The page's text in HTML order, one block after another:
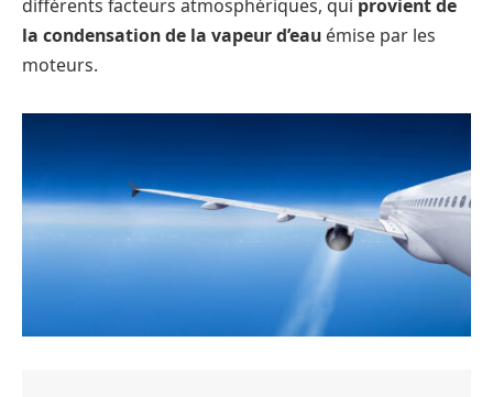
différents facteurs atmosphériques, qui provient de
la condensation de la vapeur d’eau émise par les
moteurs.